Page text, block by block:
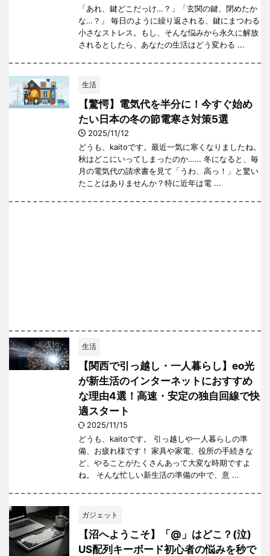
「あれ、鍵どこだっけ…？」「玄関の鍵、閉めたか
な…？」 毎日のように繰り返される、鍵にまつわる
小さなストレス。もし、そんな悩みから永久に解放
されるとしたら、あなたの生活はどう変わる ...
生活
【驚愕】電気代を半分に！今すぐ始め
たい日本の冬の節電寒さ対策5選
2025/11/12
どうも、kaitoです。最近一気に寒くなりましたね。
秋はどこにいってしまったのか…… 冬になると、毎
月の電気代の請求書を見て「うわ、高っ！」と驚い
たことはありませんか？特に近年は電 ...
生活
【関西で引っ越し・一人暮らし】eo光
が新生活のインターネットにおすすめ
な理由4選！高速・安定の独自回線で快
適スタート
2025/11/15
どうも、kaitoです。 引っ越しや一人暮らしの準
備、お疲れ様です！ 家具や家電、役所の手続きな
ど、やることがたくさんあって大変な時期ですよ
ね。 そんな忙しい新生活の準備の中で、意 ...
ガジェット
【沼へようこそ】「@」はどこ？(泣)
US配列キーボード初心者の悩みを秒で